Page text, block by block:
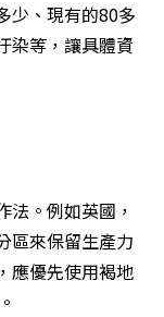
少、現有的80多
染等，讓具體資
。例如英國，
區來保留生產力
應優先使用褐地